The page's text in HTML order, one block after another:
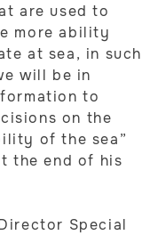
are used to
more ability
at sea, in such
will be in
to
on the
of the sea”
the end of his
Special